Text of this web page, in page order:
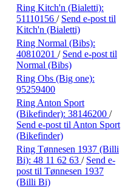
Ring Kitch'n (Bialetti):
51110156 / Send e-post til
Kitch'n (Bialetti)
Ring Normal (Bibs):
40810201 / Send e-post til
Normal (Bibs)
Ring Obs (Big one):
95259400
Ring Anton Sport
(Bikefinder): 38146200 /
Send e-post til Anton Sport
(Bikefinder)
Ring Tønnesen 1937 (Billi
Bi): 48 11 62 63 / Send e-
post til Tønnesen 1937
(Billi Bi)